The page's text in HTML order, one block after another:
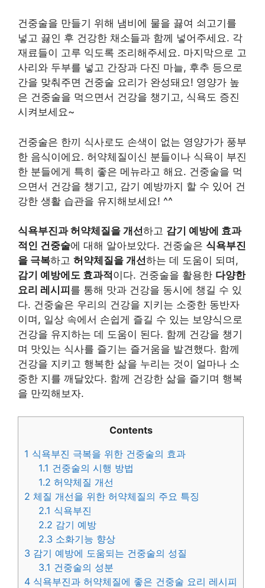
건중술을 만들기 위해 냄비에 물을 끓여 쇠고기를
넣고 끓인 후 건강한 채소들과 함께 넣어주세요. 각
재료들이 고루 익도록 조리해주세요. 마지막으로 고
사리와 두부를 넣고 간장과 다진 마늘, 후추 등으로
간을 맞춰주면 건중술 요리가 완성돼요! 영양가 높
은 건중술을 먹으면서 건강을 챙기고, 식욕도 증진
시켜보세요~
건중술은 한끼 식사로도 손색이 없는 영양가가 풍부
한 음식이에요. 허약체질이신 분들이나 식욕이 부진
한 분들에게 특히 좋은 메뉴라고 해요. 건중술을 먹
으면서 건강을 챙기고, 감기 예방까지 할 수 있어 건
강한 생활 습관을 유지해보세요! ^^
식욕부진과 허약체질을 개선하고 감기 예방에 효과
적인 건중술에 대해 알아보았다. 건중술은 식욕부진
을 극복하고 허약체질을 개선하는 데 도움이 되며,
감기 예방에도 효과적 이다. 건중술을 활용한 다양한
요리 레시피 를 통해 맛과 건강을 동시에 챙길 수 있
다. 건중술은 우리의 건강을 지키는 소중한 동반자
이며, 일상 속에서 손쉽게 즐길 수 있는 보양식으로
건강을 유지하는 데 도움이 된다. 함께 건강을 챙기
며 맛있는 식사를 즐기는 즐거움을 발견했다. 함께
건강을 지키고 행복한 삶을 누리는 것이 얼마나 소
중한 지를 깨달았다. 함께 건강한 삶을 즐기며 행복
을 만끽해보자.
Contents
1 식욕부진 극복을 위한 건중술의 효과
1.1 건중술의 시행 방법
1.2 허약체질 개선
2 체질 개선을 위한 허약체질의 주요 특징
2.1 식욕부진
2.2 감기 예방
2.3 소화기능 향상
3 감기 예방에 도움되는 건중술의 성질
3.1 건중술의 성분
4 식욕부진과 허약체질에 좋은 건중술 요리 레시피